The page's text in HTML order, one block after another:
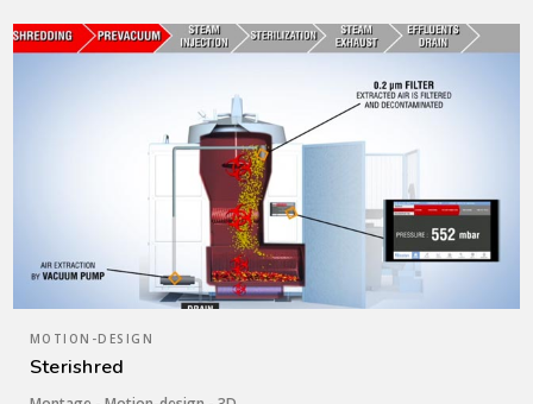
MOTION-DESIGN
Sterishred